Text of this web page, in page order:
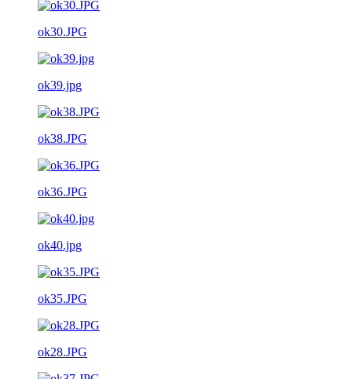
ok30.JPG
ok39.jpg
ok38.JPG
ok36.JPG
ok40.jpg
ok35.JPG
ok28.JPG